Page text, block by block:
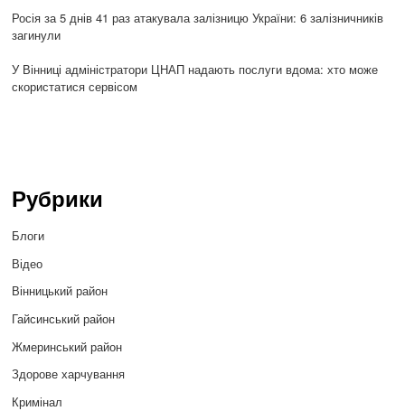
Росія за 5 днів 41 раз атакувала залізницю України: 6 залізничників
загинули
У Вінниці адміністратори ЦНАП надають послуги вдома: хто може
скористатися сервісом
Рубрики
Блоги
Відео
Вінницький район
Гайсинський район
Жмеринський район
Здорове харчування
Кримінал